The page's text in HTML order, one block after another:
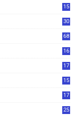
15
30
68
16
17
15
17
25